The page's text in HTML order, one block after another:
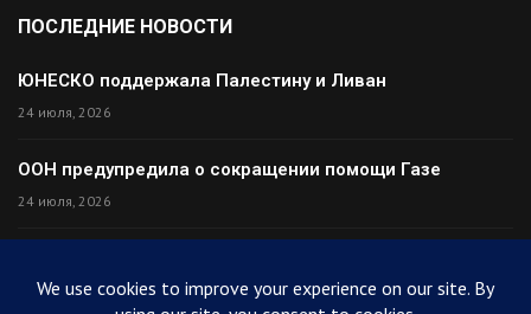
ПОСЛЕДНИЕ НОВОСТИ
ЮНЕСКО поддержала Палестину и Ливан
24 июля, 2026
ООН предупредила о сокращении помощи Газе
24 июля, 2026
24 июля, 2026